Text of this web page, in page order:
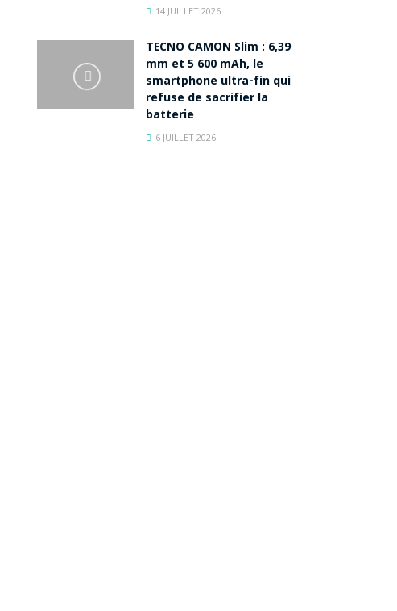
14 JUILLET 2026
TECNO CAMON Slim : 6,39
mm et 5 600 mAh, le
smartphone ultra-fin qui
refuse de sacrifier la
batterie
6 JUILLET 2026